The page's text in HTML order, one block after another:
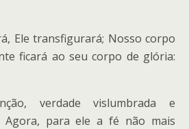
Ele transfigurará; Nosso corpo
ficará ao seu corpo de glória:
verdade vislumbrada e
Agora, para ele a fé não mais